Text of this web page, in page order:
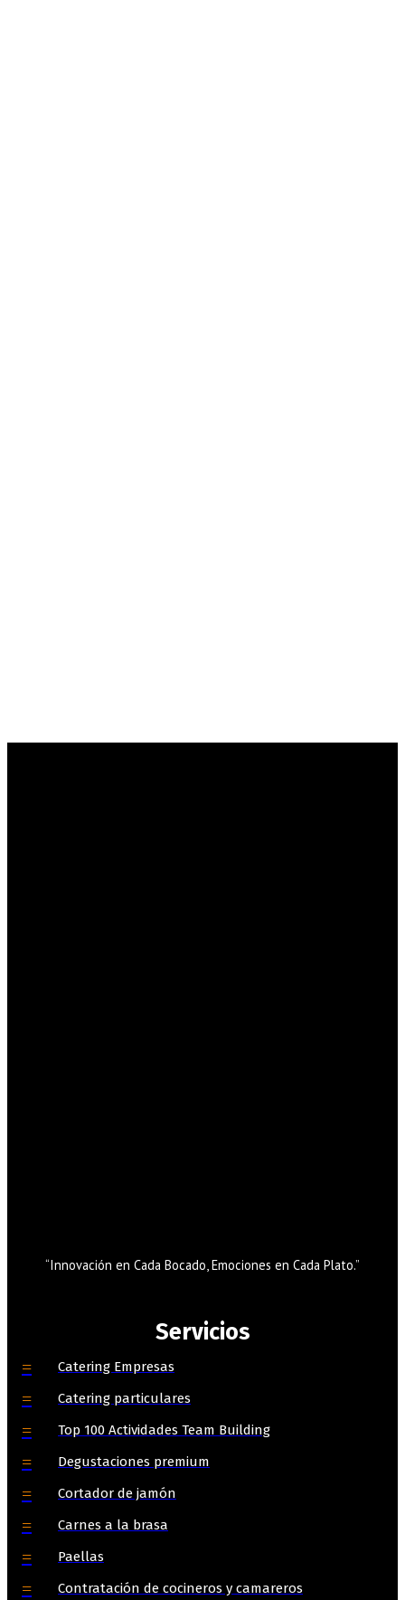
“Innovación en Cada Bocado, Emociones en Cada Plato.”
Servicios
Catering Empresas
Catering particulares
Top 100 Actividades Team Building
Degustaciones premium
Cortador de jamón
Carnes a la brasa
Paellas
Contratación de cocineros y camareros